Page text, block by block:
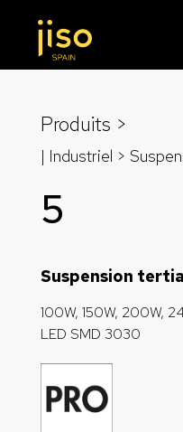
Produits >
| Industriel >
5
Suspension
100W, 150W, 200W,
LED SMD 3030